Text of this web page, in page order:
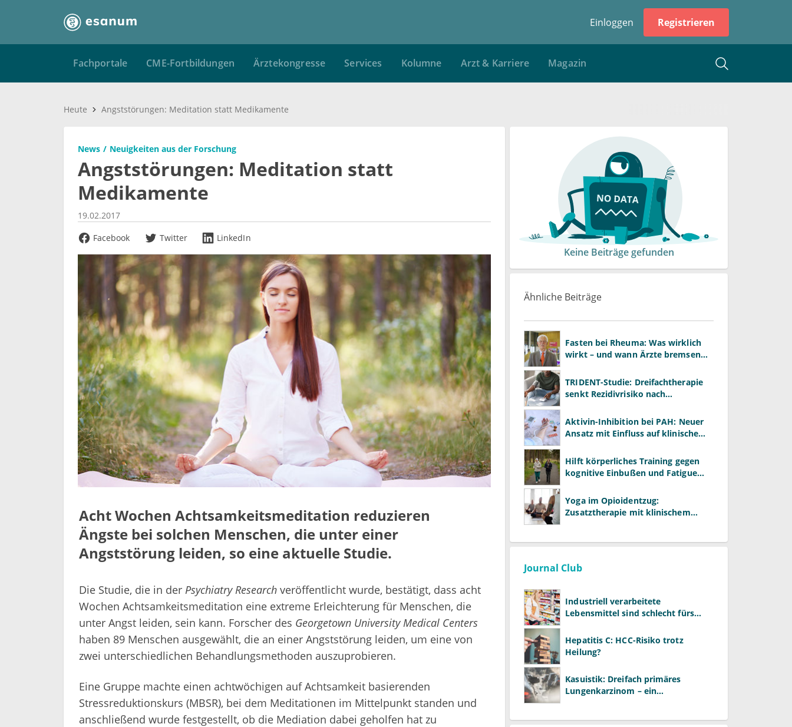
Einloggen Registrieren
Fachportale CME-Fortbildungen Ärztekongresse Services Kolumne Arzt & Karriere Magazin
Heute Angststörungen: Meditation statt Medikamente
News Neuigkeiten aus der Forschung
Angststörungen: Meditation statt
Medikamente
19.02.2017
Facebook
Twitter LinkedIn
Acht Wochen Achtsamkeitsmeditation reduzieren
Ängste bei solchen Menschen, die unter einer
Angststörung leiden, so eine aktuelle Studie.
Die Studie, die in der Psychiatry Researchveröffentlicht wurde, bestätigt, dass acht
Wochen Achtsamkeitsmeditation eine extreme Erleichterung für Menschen, die
unter Angst leiden, sein kann. Forscher des Georgetown University Medical Centers
haben 89 Menschen ausgewählt, die an einer Angststörung leiden, um eine von
zwei unterschiedlichen Behandlungsmethoden auszuprobieren.
Eine Gruppe machte einen achtwöchigen auf Achtsamkeit basierenden
Stressreduktionskurs (MBSR), bei dem Meditationen im Mittelpunkt standen und
anschließend wurde festgestellt, ob die Mediation dabei geholfen hat zu
Keine Beiträge gefunden
Ähnliche Beiträge
Fasten bei Rheuma: Was wirklich
wirkt – und wann Ärzte bremsen
TRIDENT-Studie: Dreifachtherapie
senkt Rezidivrisiko nach
Aktivin-Inhibition bei PAH: Neuer
Ansatz mit Einfluss auf klinische
Hilft körperliches Training gegen
kognitive Einbußen und Fatigue
Yoga im Opioidentzug:
Zusatztherapie mit klinischem
Journal Club
Industriell verarbeitete
Lebensmittel sind schlecht fürs
Hepatitis C: HCC-Risiko trotz
Heilung?
Kasuistik: Dreifach primäres
Lungenkarzinom – ein